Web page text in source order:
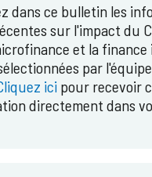
dans ce bulletin les
sur l'impact du
et la finance
par
ici pour recevoir
directement dans